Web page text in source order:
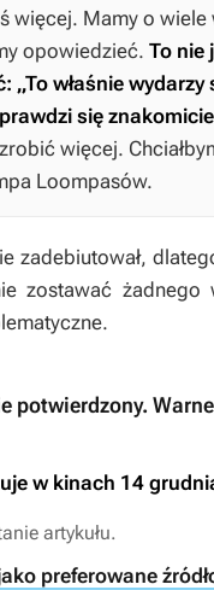
więcej. Mamy o
opowiedzieć. To nie
„To właśnie
się
więcej.
Loompasów.
zadebiutował,
zostawać żadnego
potwierdzony.
w kinach 14
artykułu.
preferowane